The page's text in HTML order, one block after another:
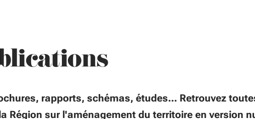
rapports, schémas, études... Retrouvez
Région sur l'aménagement du territoire en version